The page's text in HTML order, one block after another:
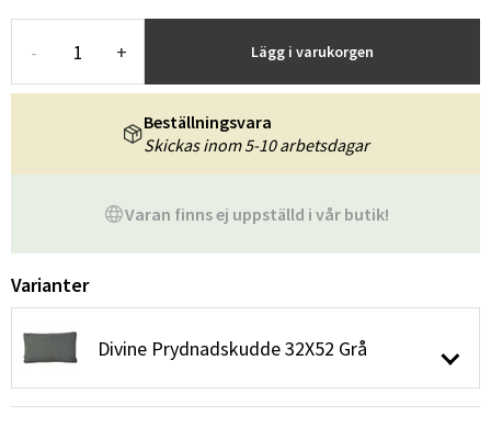
- + Lägg i varukorgen
Varan finns ej uppställd i vår butik!
Beställningsvara
Skickas inom 5-10 arbetsdagar
Varianter
Divine Prydnadskudde 32X52 Grå